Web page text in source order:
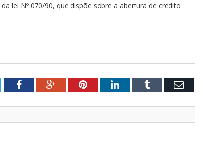
lei Nº 070/90, que dispõe sobre a abertura de credito
FacebookGoogle+PinterestLinkedInTumblr Email